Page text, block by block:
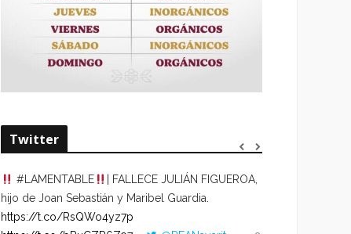
Twitter
#LAMENTABLE
| FALLECE JULIÁN FIGUEROA,
hijo de Joan Sebastián y Maribel Guardia.
https://t.co/RsQWo4yz7p